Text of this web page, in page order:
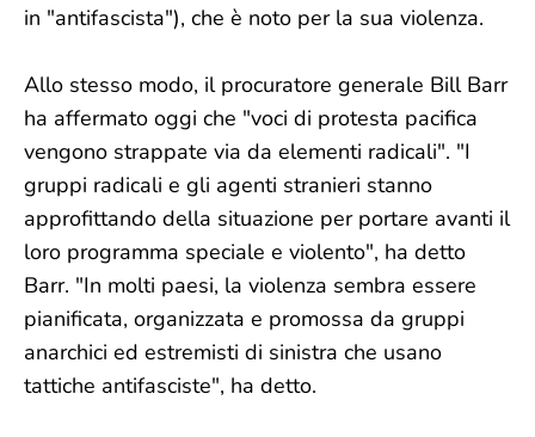
in "antifascista"), che è noto per la sua violenza.
Allo stesso modo, il procuratore generale Bill Barr
ha affermato oggi che "voci di protesta pacifica
vengono strappate via da elementi radicali". "I
gruppi radicali e gli agenti stranieri stanno
approfittando della situazione per portare avanti il
​​loro programma speciale e violento", ha detto
Barr. "In molti paesi, la violenza sembra essere
pianificata, organizzata e promossa da gruppi
anarchici ed estremisti di sinistra che usano
tattiche antifasciste", ha detto.